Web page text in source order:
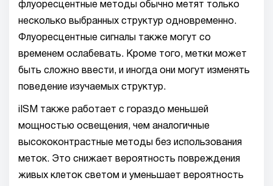
флуоресцентные методы обычно метят только
несколько выбранных структур одновременно.
Флуоресцентные сигналы также могут со
временем ослабевать. Кроме того, метки может
быть сложно ввести, и иногда они могут изменять
поведение изучаемых структур.
iISM также работает с гораздо меньшей
мощностью освещения, чем аналогичные
высококонтрастные методы без использования
меток. Это снижает вероятность повреждения
живых клеток светом и уменьшает вероятность